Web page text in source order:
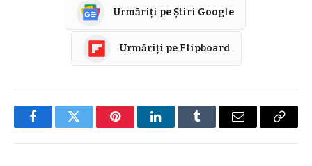
Urmăriți pe Știri Google
Urmăriți pe Flipboard
FacebookTwitter PinterestLinkedInTumblr E-